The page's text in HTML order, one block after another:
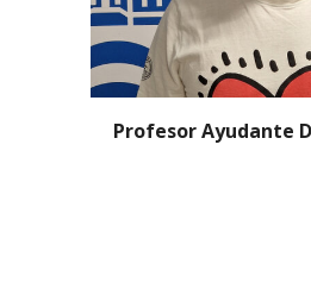
Profesor Ayudante